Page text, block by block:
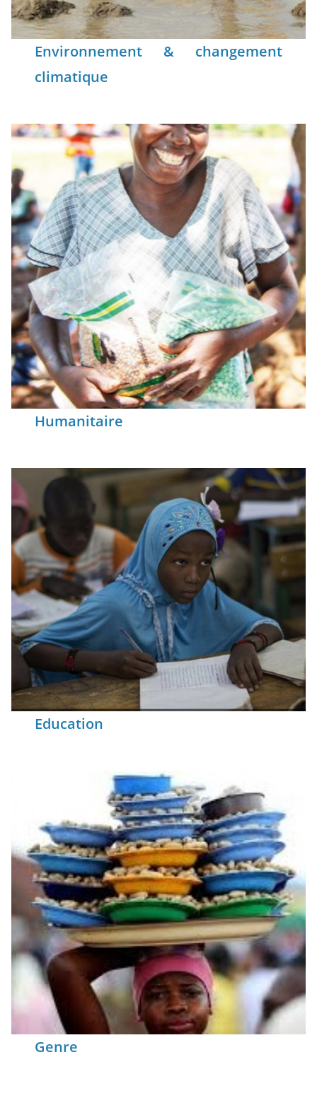
Environnement & changement
climatique
Humanitaire
Education
Genre